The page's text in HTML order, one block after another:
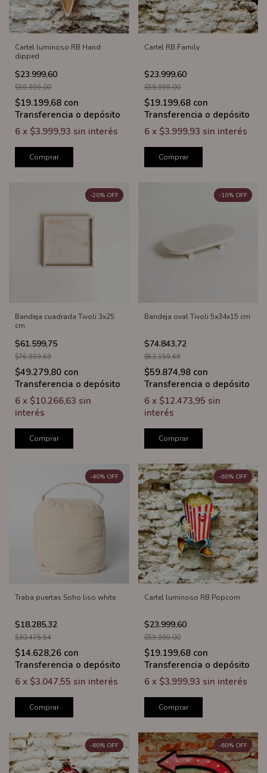
Cartel luminoso RB Hand
dipped
$23.999,60
$59.999,00
$19.199,68 con
Transferencia o depósito
6 x $3.999,93 sin interés
Comprar
Cartel RB Family
$23.999,60
$59.999,00
$19.199,68 con
Transferencia o depósito
6 x $3.999,93 sin interés
Comprar
Bandeja cuadrada Tivoli 3x25
cm
$61.599,75
-20% OFF
$76.999,69
$49.279,80 con
Transferencia o depósito
6 x $10.266,63 sin
interés
Comprar
Bandeja oval Tivoli 5x34x15 cm
$74.843,72
-10% OFF
$83.159,69
$59.874,98 con
Transferencia o depósito
6 x $12.473,95 sin
interés
Comprar
Traba puertas Soho liso white
$18.285,32
-40% OFF
$30.475,54
$14.628,26 con
Transferencia o depósito
6 x $3.047,55 sin interés
Comprar
Cartel luminoso RB Popcorn
$23.999,60
-60% OFF
$59.999,00
$19.199,68 con
Transferencia o depósito
6 x $3.999,93 sin interés
Comprar
-60% OFF -60% OFF